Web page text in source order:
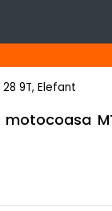
9T, Elefant